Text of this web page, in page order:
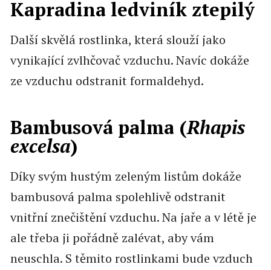
Kapradina ledviník ztepilý
Další skvělá rostlinka, která slouží jako
vynikající zvlhčovač vzduchu. Navíc dokáže
ze vzduchu odstranit formaldehyd.
Bambusová palma (Rhapis
excelsa)
Díky svým hustým zeleným listům dokáže
bambusová palma spolehlivě odstranit
vnitřní znečištění vzduchu. Na jaře a v létě je
ale třeba ji pořádně zalévat, aby vám
neuschla. S těmito rostlinkami bude vzduch